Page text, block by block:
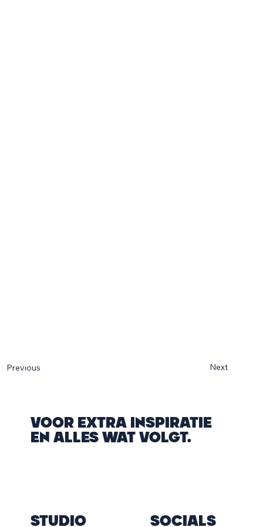
Previous Next
VOOR EXTRA INSPIRATIE
EN ALLES WAT VOLGT.
STUDIO SOCIALS